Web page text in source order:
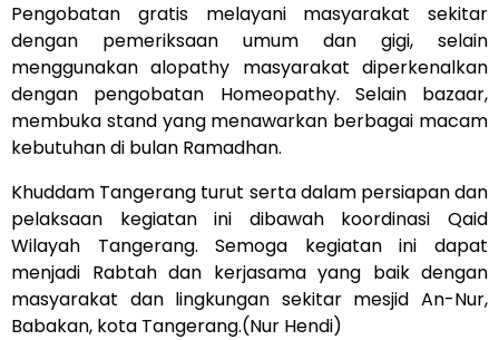
Pengobatan gratis melayani masyarakat sekitar
dengan pemeriksaan umum dan gigi, selain
menggunakan alopathy masyarakat diperkenalkan
dengan pengobatan Homeopathy. Selain bazaar,
membuka stand yang menawarkan berbagai macam
kebutuhan di bulan Ramadhan.
Khuddam Tangerang turut serta dalam persiapan dan
pelaksaan kegiatan ini dibawah koordinasi Qaid
Wilayah Tangerang. Semoga kegiatan ini dapat
menjadi Rabtah dan kerjasama yang baik dengan
masyarakat dan lingkungan sekitar mesjid An-Nur,
Babakan, kota Tangerang.(Nur Hendi)